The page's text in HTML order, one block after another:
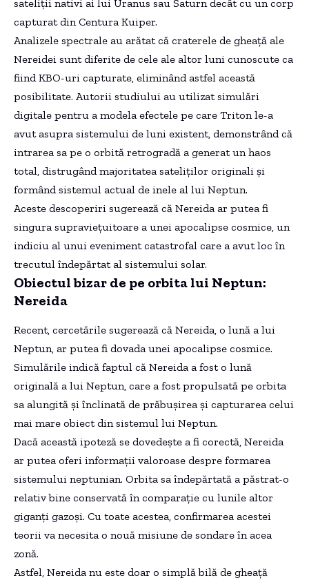
sateliții nativi ai lui Uranus sau Saturn decât cu un corp
capturat din Centura Kuiper.
Analizele spectrale au arătat că craterele de gheață ale
Nereidei sunt diferite de cele ale altor luni cunoscute ca
fiind KBO-uri capturate, eliminând astfel această
posibilitate. Autorii studiului au utilizat simulări
digitale pentru a modela efectele pe care Triton le-a
avut asupra sistemului de luni existent, demonstrând că
intrarea sa pe o orbită retrogradă a generat un haos
total, distrugând majoritatea sateliților originali și
formând sistemul actual de inele al lui Neptun.
Aceste descoperiri sugerează că Nereida ar putea fi
singura supraviețuitoare a unei apocalipse cosmice, un
indiciu al unui eveniment catastrofal care a avut loc în
trecutul îndepărtat al sistemului solar.
Obiectul bizar de pe orbita lui Neptun:
Nereida
Recent, cercetările sugerează că Nereida, o lună a lui
Neptun, ar putea fi dovada unei apocalipse cosmice.
Simulările indică faptul că Nereida a fost o lună
originală a lui Neptun, care a fost propulsată pe orbita
sa alungită și înclinată de prăbușirea și capturarea celui
mai mare obiect din sistemul lui Neptun.
Dacă această ipoteză se dovedește a fi corectă, Nereida
ar putea oferi informații valoroase despre formarea
sistemului neptunian. Orbita sa îndepărtată a păstrat-o
relativ bine conservată în comparație cu lunile altor
giganți gazoși. Cu toate acestea, confirmarea acestei
teorii va necesita o nouă misiune de sondare în acea
zonă.
Astfel, Nereida nu este doar o simplă bilă de gheață